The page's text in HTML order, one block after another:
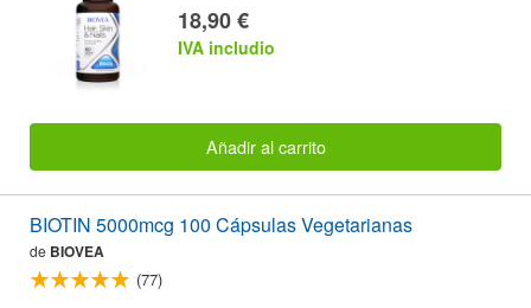
18,90 €
IVA includio
Añadir al carrito
BIOTIN 5000mcg 100 Cápsulas Vegetarianas
de BIOVEA
(77)